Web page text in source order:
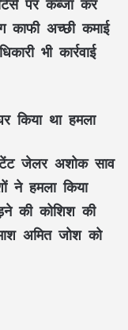
काफी अच्छी कमाई
भी कार्रवाई
था हमला
जेलर अशोक साव
ने हमला किया
की कोशिश की
अमित जोश को